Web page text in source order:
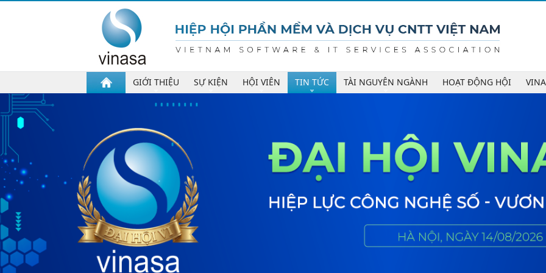
GIỚI THIỆU SỰ KIỆN HỘI VIÊN TIN TỨC TÀI NGUYÊN NGÀNH HOẠT ĐỘNG HỘI